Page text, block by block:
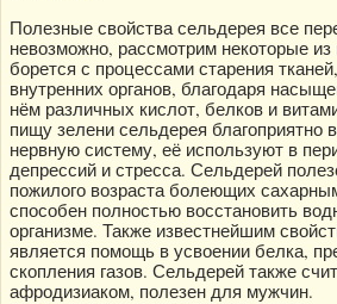
Полезные свойства сельдерея все
невозможно, рассмотрим некоторые
борется с процессами старения
внутренних органов, благодаря
нём различных кислот, белков и
пищу зелени сельдерея благоприятно
нервную систему, её используют в
депрессий и стресса. Сельдерей
пожилого возраста болеющих
способен полностью восстановить
организме. Также известнейшим
является помощь в усвоении белка,
скопления газов. Сельдерей также
афродизиаком, полезен для мужчин.